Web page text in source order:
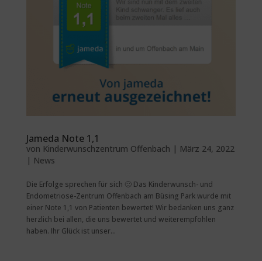
Jameda Note 1,1
von Kinderwunschzentrum Offenbach | März 24, 2022
| News
Die Erfolge sprechen für sich 🙂 Das Kinderwunsch- und
Endometriose-Zentrum Offenbach am Büsing Park wurde mit
einer Note 1,1 von Patienten bewertet! Wir bedanken uns ganz
herzlich bei allen, die uns bewertet und weiterempfohlen
haben. Ihr Glück ist unser...